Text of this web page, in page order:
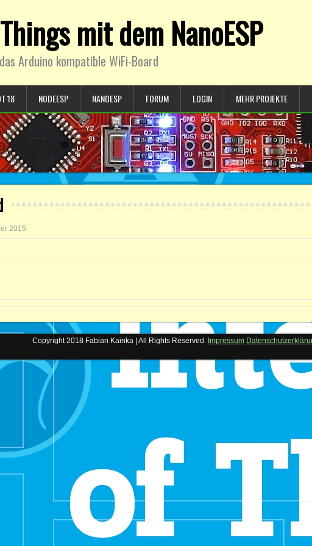
mit dem NanoESP
Arduino kompatible WiFi-Board
18 NODEESP NANOESP FORUM LOGIN MEHR PROJEKTE
2015
Copyright 2018 Fabian Kainka | All Rights Reserved. Impressum